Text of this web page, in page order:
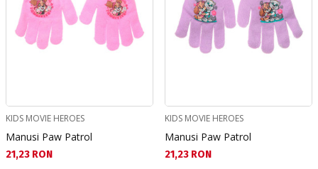
KIDS MOVIE HEROES
Manusi Paw Patrol
Текуща цена:
21,23 RON
KIDS MOVIE HEROES
Manusi Paw Patrol
Текуща цена:
21,23 RON